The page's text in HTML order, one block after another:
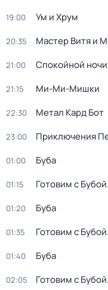
19:00 Ум и Хрум
20:35 Мастер Витя и
21:00 Спокойной
21:15 Ми-Ми-Мишки
22:30 Метал Кард Бот
23:00 Приключения
01:00 Буба
01:15 Готовим с Бубой
01:20 Буба
01:35 Готовим с Бубой
01:40 Буба
02:05 Готовим с Бубой